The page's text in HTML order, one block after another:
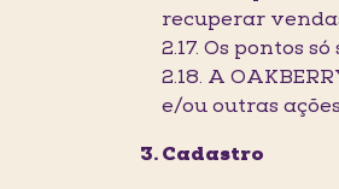
recuperar
2.17. Os pontos
2.18. A
e/ou outras
Cadastro